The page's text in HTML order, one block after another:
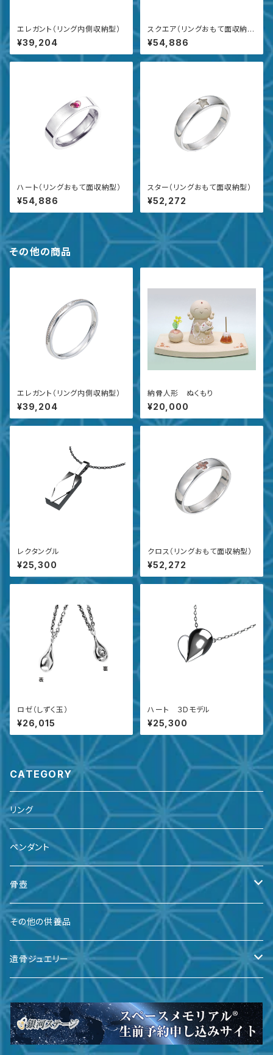
エレガント（リング内側収納型）
¥39,204
スクエア（リングおもて面収納
型）
¥54,886
ハート（リングおもて面収納型）
¥54,886
スター（リングおもて面収納型）
¥52,272
その他の商品
エレガント（リング内側収納型）
¥39,204
納骨人形 ぬくもり
¥20,000
レクタングル
¥25,300
クロス（リングおもて面収納型）
¥52,272
ロゼ（しずく玉）
¥26,015
ハート ３Dモデル
¥25,300
CATEGORY
リング
ペンダント
骨壺
備前焼
九谷焼
有田焼
瀬戸焼
その他の供養品
遺骨ジュエリー
遺骨ダイヤ
台座・リング